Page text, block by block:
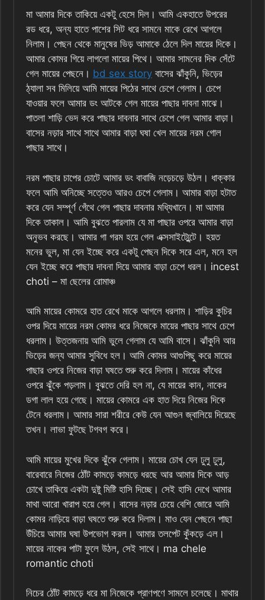
মা আমার দিকে তাকিয়ে একটু হেসে দিল। আমি একহাতে উপরের
রড ধরে, অন্য হাতে পাশের সিট ধরে সামনে মাকে রেখে আগলে
নিলাম। পেছন থেকে মানুষের ভিড় আমাকে ঠেলে দিল মায়ের দিকে।
আমার কোমর গিয়ে লাগলো মায়ের পিথে। আমার সামনের দিক সেঁটে
গেল মায়ের পেছনে। bd sex story বাসের ঝাঁকুনি, ভিড়ের
ঠ্যালা সব মিলিয়ে আমি মায়ের পিঠের সাথে চেপে গেলাম। চেপে
যাওয়ার ফলে আমার ডং আটকে গেল মায়ের পাছার দাবনা মাঝে।
পাতলা শাড়ি ভেদ করে পাছার দাবনার সাথে চেপে গেল আমার বাড়া।
বাসের নড়ার সাথে সাথে আমার বাড়া ঘষা খেল মায়ের নরম গোল
পাছার সাথে।
নরম পাছার চাপের চোটে আমার ডং বাবাজি নড়েচড়ে উঠল। ধাক্কার
ফলে আমি অনিচ্ছে সত্তেও আরও চেপে গেলাম। আমার বাড়া হটাত
করে যেন সম্পূর্ণ গেঁথে গেল পাছার দাবনার মধ্যিখানে। মা আমার
দিকে তাকাল। আমি বুঝতে পারলাম যে মা পাছার ওপরে আমার বাড়া
অনুভব করছে। আমার গা গরম হয়ে গেল এক্সসাইট্মেন্টে। হয়ত
মনের ভুল, মা যেন ইচ্ছে করে একটু পেছন দিকে সরে এল, মনে হল
যেন ইচ্ছে করে পাছার দাবনা দিয়ে আমার বাড়া চেপে ধরল। incest
choti – মা ছেলের রোমাঞ্চ
আমি মায়ের কোমরে হাত রেখে মাকে আগলে ধরলাম। শাড়ির কুচির
ওপর দিয়ে মায়ের নরম কোমর ধরে নিজেকে মায়ের পাছার সাথে চেপে
ধরলাম। উত্তজনায় আমি ভুলে গেলাম যে আমি বাসে। ঝাঁকুনি আর
ভিড়ের জন্য আমার সুবিধে হল। আমি কোমর আগুপিছু করে মায়ের
পাছার ওপরে নিজের বাড়া ঘষতে শুরু করে দিলাম। মায়ের কাঁধের
ওপরে ঝুঁকে পড়লাম। বুঝতে দেরি হল না, যে মায়ের কান, নাকের
ডগা লাল হয়ে গেছে। মায়ের কোমরে এক হাত দিয়ে নিজের দিকে
টেনে ধরলাম। আমার সারা শরীরে কেউ যেন আগুন জ্বালিয়ে দিয়েছে
তখন। লাভা ফুটছে টগবগ করে।
আমি মায়ের মুখের দিকে ঝুঁকে গেলাম। মায়ের চোখ যেন ঢুলু ঢুলু,
বারেবারে নিজের ঠোঁট কামড়ে কামড়ে ধরছে আর আমার দিকে আড়
চোখে তাকিয়ে একটা দুষ্টু মিষ্টি হাসি দিচ্ছে। সেই হাসি দেখে আমার
মাথা আরো খারাপ হয়ে গেল। বাসের নড়ার চেয়ে বেশি জোরে আমি
কোমর নাড়িয়ে বাড়া ঘষতে শুরু করে দিলাম। মাও যেন পেছনে পাছা
উঁচিয়ে আমার ঘষা উপভোগ করল। আমার তলপেট কুঁকড়ে এল।
মায়ের নাকের পাটা ফুলে উঠল, সেই সাথে। ma chele
romantic choti
নিচের ঠোঁট কামড়ে ধরে মা নিজেকে প্রাণপণে সামলে চলেছে। মাথার